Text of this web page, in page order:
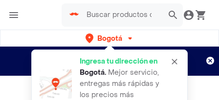
Bogotá
Ingresa tu dirección en
Bogotá. Mejor servicio,
entregas más rápidas y
los precios más
envíos gratis por semanas
Aplican TyC